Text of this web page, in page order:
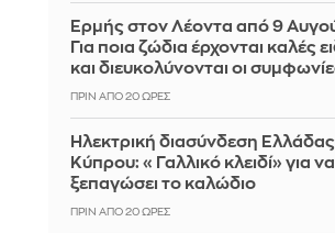
Ερμής στον Λέοντα από 9
Για ποια ζώδια έρχονται καλές
και διευκολύνονται οι
ΠΡΙΝ ΑΠΌ 20 ΏΡΕΣ
Ηλεκτρική διασύνδεση
Κύπρου: «Γαλλικό κλειδί» για να
ξεπαγώσει το καλώδιο
ΠΡΙΝ ΑΠΌ 20 ΏΡΕΣ